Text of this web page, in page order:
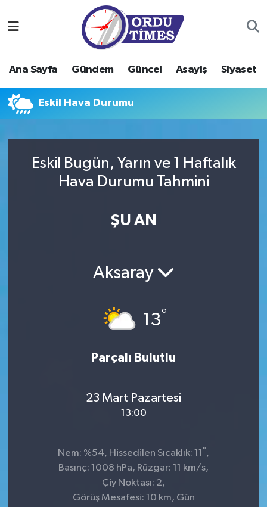
Ana Sayfa Gündem Güncel Asayiş Siyaset
Eskil Hava Durumu
Eskil Bugün, Yarın ve 1 Haftalık
Hava Durumu Tahmini
ŞU AN
Aksaray
13°
Parçalı Bulutlu
23 Mart Pazartesi
13:00
Nem: %54, Hissedilen Sıcaklık: 11 ° ,
Basınç: 1008 hPa, Rüzgar: 11 km/s,
Çiy Noktası: 2,
Görüş Mesafesi: 10 km, Gün
Gündem
Güncel
Siyaset
Ordu Nöbetçi Eczaneler
Ordu Hava Durumu
Ordu Namaz Vakitleri
Süper Lig Puan Durumu ve Fikstür
Son Dakika Haberleri